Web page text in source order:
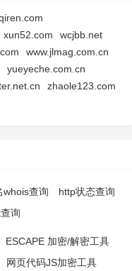
xun52.com
wcjbb.net
www.jlmag.com.cn
yueyeche.com.cn
zhaole123.com
whois查询
http状态查询
询
ESCAPE 加密/解密工具
网页代码JS加密工具